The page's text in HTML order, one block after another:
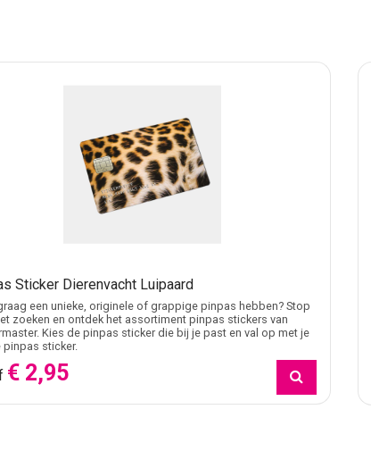
Sticker Dierenvacht Luipaard
een unieke, originele of grappige pinpas hebben? Stop
zoeken en ontdek het assortiment pinpas stickers van
Kies de pinpas sticker die bij je past en val op met je
pinpas sticker.
€ 2,95